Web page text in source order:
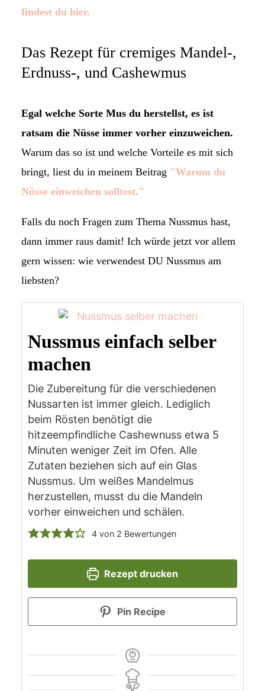
findest du hier.
Das Rezept für cremiges Mandel-,
Erdnuss-, und Cashewmus
Egal welche Sorte Mus du herstellst, es ist
ratsam die Nüsse immer vorher einzuweichen.
Warum das so ist und welche Vorteile es mit sich
bringt, liest du in meinem Beitrag "Warum du
Nüsse einweichen solltest."
Falls du noch Fragen zum Thema Nussmus hast,
dann immer raus damit! Ich würde jetzt vor allem
gern wissen: wie verwendest DU Nussmus am
liebsten?
Nussmus einfach selber
machen
Die Zubereitung für die verschiedenen
Nussarten ist immer gleich. Lediglich
beim Rösten benötigt die
hitzeempfindliche Cashewnuss etwa 5
Minuten weniger Zeit im Ofen. Alle
Zutaten beziehen sich auf ein Glas
Nussmus. Um weißes Mandelmus
herzustellen, musst du die Mandeln
vorher einweichen und schälen.
4 von 2 Bewertungen
Rezept drucken
Pin Recipe